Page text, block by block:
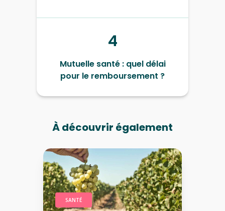
4
Mutuelle santé : quel délai
pour le remboursement ?
À découvrir également
SANTÉ